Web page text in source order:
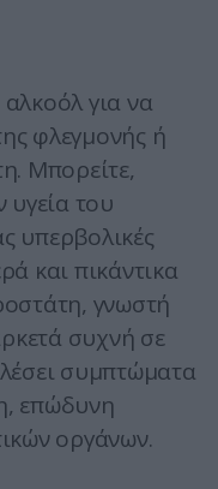
για να
φλεγμονής ή
Μπορείτε,
υγεία του
υπερβολικές
και πικάντικα
γνωστή
συχνή σε
συμπτώματα
επώδυνη
οργάνων.